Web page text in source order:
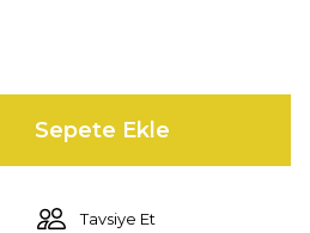
Sepete Ekle
Tavsiye Et